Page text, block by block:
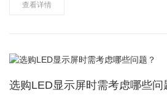
须先主后次方式的处理，将明显的、严重
查看详情
选购LED显示屏时需考虑哪些问